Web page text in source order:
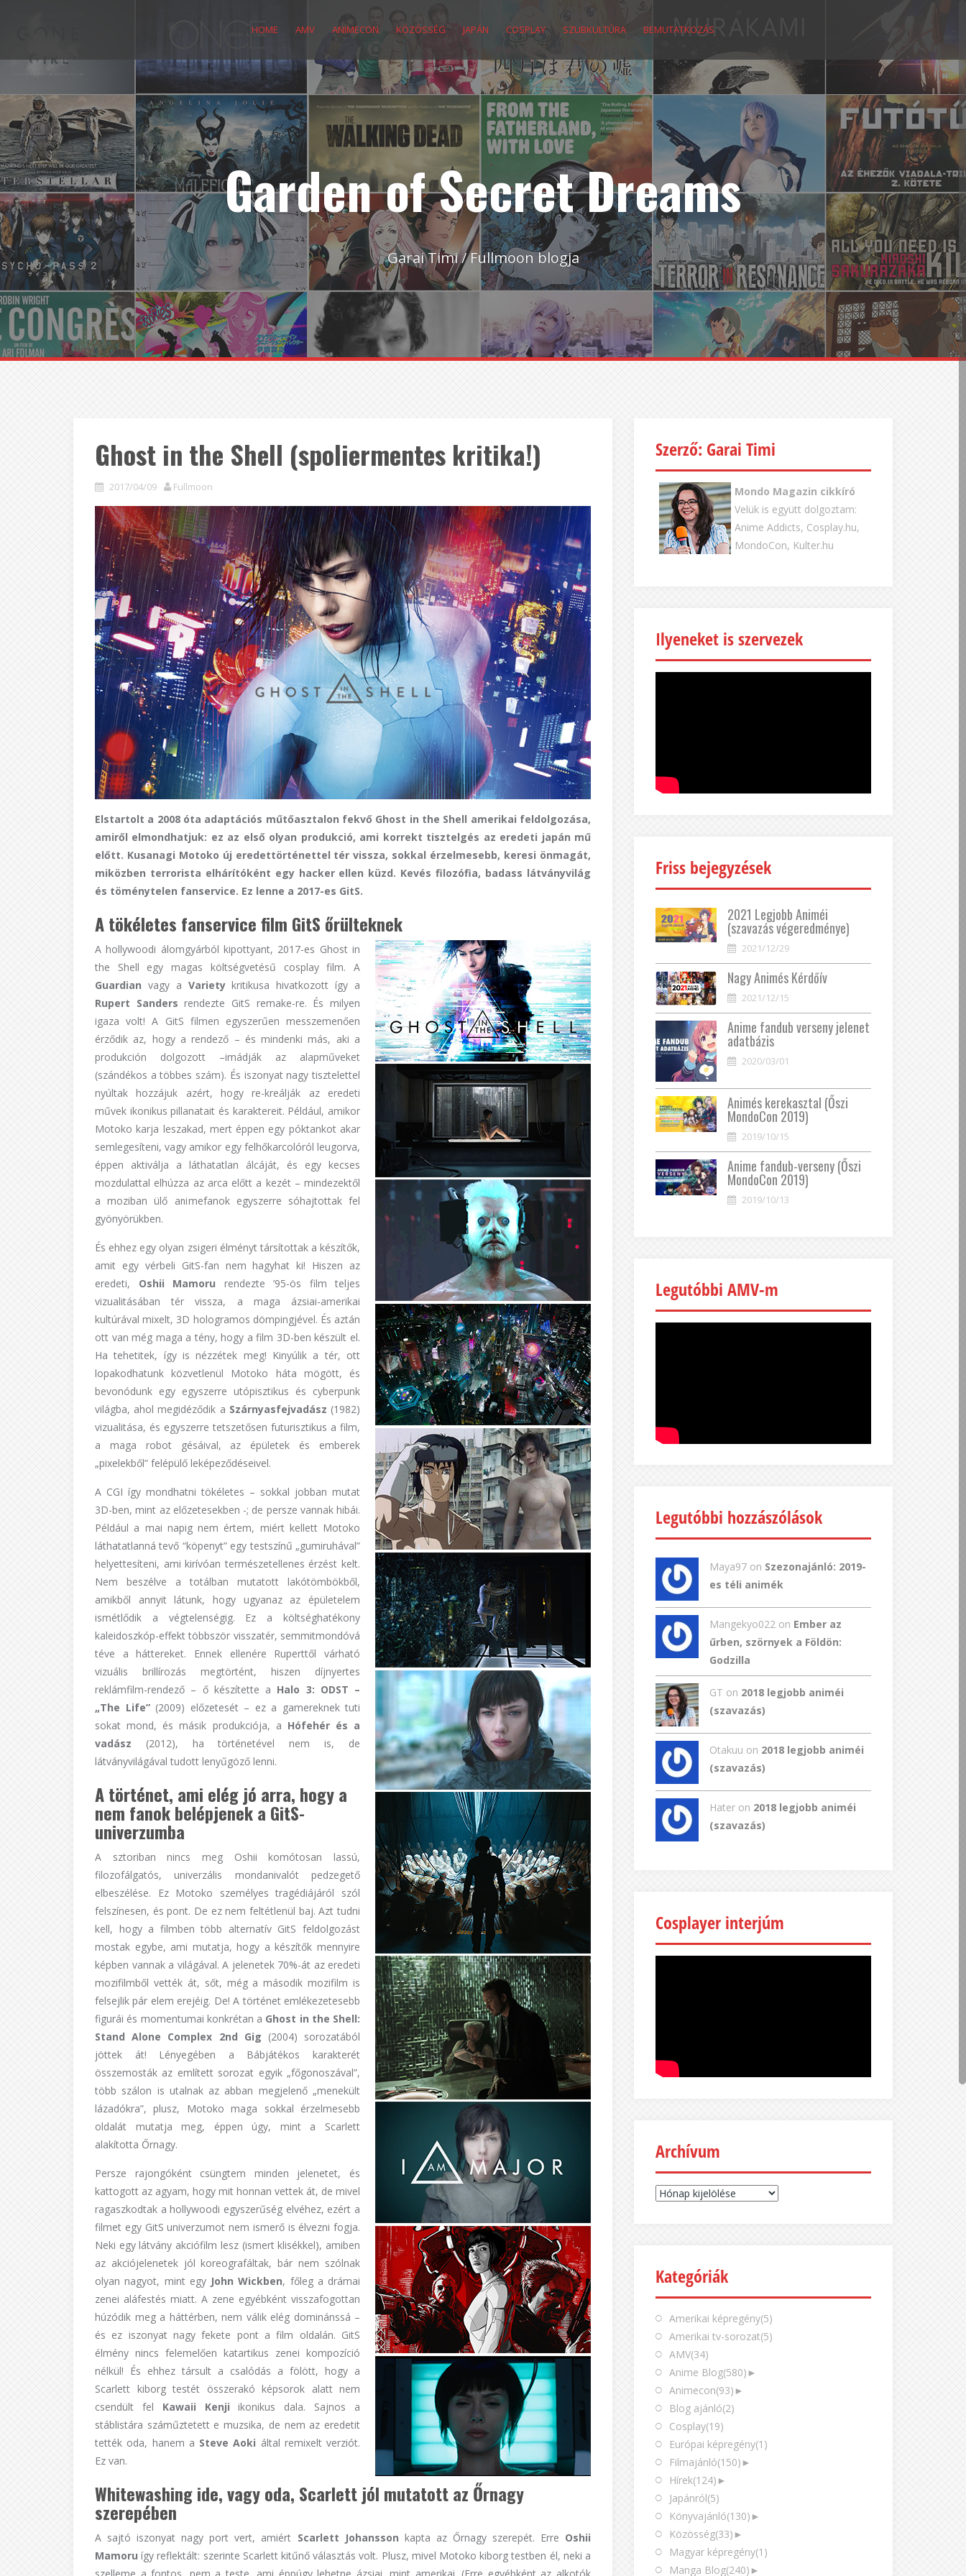
HOME AMV ANIMECON KÖZÖSSÉG JAPÁN COSPLAY SZUBKULTÚRA BEMUTATKOZÁS
Garden of Secret Dreams
Garai Timi / Fullmoon blogja
Ghost in the Shell (spoliermentes kritika!)
2017/04/09 Fullmoon
Elstartolt a 2008 óta adaptációs műtőasztalon fekvő Ghost in the Shell amerikai feldolgozása,
amiről elmondhatjuk: ez az első olyan produkció, ami korrekt tisztelgés az eredeti japán mű
előtt. Kusanagi Motoko új eredettörténettel tér vissza, sokkal érzelmesebb, keresi önmagát,
miközben terrorista elhárítóként egy hacker ellen küzd. Kevés filozófia, badass látványvilág
és töménytelen fanservice. Ez lenne a 2017-es GitS.
A tökéletes fanservice film GitS őrülteknek
A hollywoodi álomgyárból kipottyant, 2017-es Ghost in
the Shell egy magas költségvetésű cosplay film. A
Guardian vagy a Varietykritikusa hivatkozott így a
Rupert Sanders rendezte GitS remake-re. És milyen
igaza volt! A GitS filmen egyszerűen messzemenően
érződik az, hogy a rendező – és mindenki más, aki a
produkción dolgozott –imádják az alapműveket
(szándékos a többes szám). És iszonyat nagy tisztelettel
nyúltak hozzájuk azért, hogy re-kreálják az eredeti
művek ikonikus pillanatait és karaktereit. Például, amikor
Motoko karja leszakad, mert éppen egy póktankot akar
semlegesíteni, vagy amikor egy felhőkarcolóról leugorva,
éppen aktiválja a láthatatlan álcáját, és egy kecses
mozdulattal elhúzza az arca előtt a kezét – mindezektől
a moziban ülő animefanok egyszerre sóhajtottak fel
gyönyörükben.
És ehhez egy olyan zsigeri élményt társítottak a készítők,
amit egy vérbeli GitS-fan nem hagyhat ki! Hiszen az
eredeti, Oshii Mamoru rendezte ’95-ös film teljes
vizualitásában tér vissza, a maga ázsiai-amerikai
kultúrával mixelt, 3D hologramos dömpingjével. És aztán
ott van még maga a tény, hogy a film 3D-ben készült el.
Ha tehetitek, így is nézzétek meg! Kinyúlik a tér, ott
lopakodhatunk közvetlenül Motoko háta mögött, és
bevonódunk egy egyszerre utópisztikus és cyberpunk
világba, ahol megidéződik a Szárnyasfejvadász (1982)
vizualitása, és egyszerre tetszetősen futurisztikus a film,
a maga robot gésáival, az épületek és emberek
„pixelekből” felépülő leképeződéseivel.
A CGI így mondhatni tökéletes – sokkal jobban mutat
3D-ben, mint az előzetesekben -; de persze vannak hibái.
Például a mai napig nem értem, miért kellett Motoko
láthatatlanná tevő “köpenyt” egy testszínű „gumiruhával”
helyettesíteni, ami kirívóan természetellenes érzést kelt.
Nem beszélve a totálban mutatott lakótömbökből,
amikből annyit látunk, hogy ugyanaz az épületelem
ismétlődik a végtelenségig. Ez a költséghatékony
kaleidoszkóp-effekt többször visszatér, semmitmondóvá
téve a háttereket. Ennek ellenére Ruperttől várható
vizuális brillírozás megtörtént, hiszen díjnyertes
reklámfilm-rendező – ő készítette a Halo 3: ODST –
„The Life” (2009) előzetesét – ez a gamereknek tuti
sokat mond, és másik produkciója, a Hófehér és a
vadász (2012), ha történetével nem is, de
látványvilágával tudott lenyűgöző lenni.
A történet, ami elég jó arra, hogy a
nem fanok belépjenek a GitS-
univerzumba
A sztoriban nincs meg Oshii komótosan lassú,
filozofálgatós, univerzális mondanivalót pedzegető
elbeszélése. Ez Motoko személyes tragédiájáról szól
felszínesen, és pont. De ez nem feltétlenül baj. Azt tudni
kell, hogy a filmben több alternatív GitS feldolgozást
mostak egybe, ami mutatja, hogy a készítők mennyire
képben vannak a világával. A jelenetek 70%-át az eredeti
mozifilmből vették át, sőt, még a második mozifilm is
felsejlik pár elem erejéig. De! A történet emlékezetesebb
figurái és momentumai konkrétan a Ghost in the Shell:
Stand Alone Complex 2nd Gig (2004) sorozatából
jöttek át! Lényegében a Bábjátékos karakterét
összemosták az említett sorozat egyik „főgonoszával”,
több szálon is utalnak az abban megjelenő „menekült
lázadókra”, plusz, Motoko maga sokkal érzelmesebb
oldalát mutatja meg, éppen úgy, mint a Scarlett
alakította Őrnagy.
Persze rajongóként csüngtem minden jelenetet, és
kattogott az agyam, hogy mit honnan vettek át, de mivel
ragaszkodtak a hollywoodi egyszerűség elvéhez, ezért a
filmet egy GitS univerzumot nem ismerő is élvezni fogja.
Neki egy látvány akciófilm lesz (ismert klisékkel), amiben
az akciójelenetek jól koreografáltak, bár nem szólnak
olyan nagyot, mint egy John Wickben, főleg a drámai
zenei aláfestés miatt. A zene egyébként visszafogottan
húzódik meg a háttérben, nem válik elég dominánssá –
és ez iszonyat nagy fekete pont a film oldalán. GitS
élmény nincs felemelően katartikus zenei kompozíció
nélkül! És ehhez társult a csalódás a fölött, hogy a
Scarlett kiborg testét összerakó képsorok alatt nem
csendült fel Kawaii Kenji ikonikus dala. Sajnos a
stáblistára száműztetett e muzsika, de nem az eredetit
tették oda, hanem a Steve Aoki által remixelt verziót.
Ez van.
Whitewashing ide, vagy oda, Scarlett jól mutatott az Őrnagy
szerepében
A sajtó iszonyat nagy port vert, amiért Scarlett Johansson kapta az Őrnagy szerepét. Erre Oshii
Mamoru így reflektált: szerinte Scarlett kitűnő választás volt. Plusz, mivel Motoko kiborg testben él, neki a
szelleme a fontos, nem a teste, ami éppúgy lehetne ázsiai, mint amerikai. (Erre egyébként az alkotók
Szerző: Garai Timi
Mondo Magazin cikkíró
Velük is együtt dolgoztam:
Anime Addicts, Cosplay.hu,
MondoCon, Kulter.hu
Ilyeneket is szervezek
Friss bejegyzések
2021 Legjobb Animéi
(szavazás végeredménye)
2021/12/29
Nagy Animés Kérdőív
2021/12/15
Anime fandub verseny jelenet
adatbázis
2020/03/01
Animés kerekasztal (Őszi
MondoCon 2019)
2019/10/15
Anime fandub-verseny (Őszi
MondoCon 2019)
2019/10/13
Legutóbbi AMV-m
Legutóbbi hozzászólások
Maya97 on Szezonajánló: 2019-
es téli animék
Mangekyo022 on Ember az
űrben, szörnyek a Földön:
Godzilla
GT on 2018 legjobb animéi
(szavazás)
Otakuu on 2018 legjobb animéi
(szavazás)
Hater on 2018 legjobb animéi
(szavazás)
Cosplayer interjúm
Archívum
Archívum
Kategóriák
Amerikai képregény(5)
Amerikai tv-sorozat(5)
AMV(34)
Anime Blog(580) ►
Animecon(93) ►
Blog ajánló(2)
Cosplay(19)
Európai képregény(1)
Filmajánló(150) ►
Hírek(124) ►
Japánról(5)
Könyvajánló(130) ►
Közösség(33) ►
Magyar képregény(1)
Manga Blog(240) ►